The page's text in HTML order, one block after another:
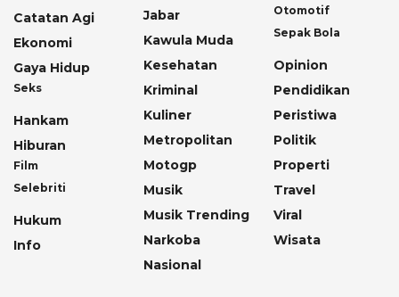
Catatan Agi
Ekonomi
Gaya Hidup
Seks
Hankam
Hiburan
Film
Selebriti
Hukum
Info
Jabar
Kawula Muda
Kesehatan
Kriminal
Kuliner
Metropolitan
Motogp
Musik
Musik Trending
Narkoba
Nasional
Otomotif
Sepak Bola
Opinion
Pendidikan
Peristiwa
Politik
Properti
Travel
Viral
Wisata